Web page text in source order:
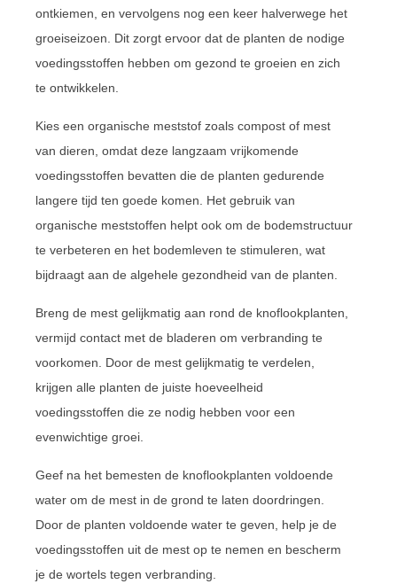
ontkiemen, en vervolgens nog een keer halverwege het
groeiseizoen. Dit zorgt ervoor dat de planten de nodige
voedingsstoffen hebben om gezond te groeien en zich
te ontwikkelen.
Kies een organische meststof zoals compost of mest
van dieren, omdat deze langzaam vrijkomende
voedingsstoffen bevatten die de planten gedurende
langere tijd ten goede komen. Het gebruik van
organische meststoffen helpt ook om de bodemstructuur
te verbeteren en het bodemleven te stimuleren, wat
bijdraagt aan de algehele gezondheid van de planten.
Breng de mest gelijkmatig aan rond de knoflookplanten,
vermijd contact met de bladeren om verbranding te
voorkomen. Door de mest gelijkmatig te verdelen,
krijgen alle planten de juiste hoeveelheid
voedingsstoffen die ze nodig hebben voor een
evenwichtige groei.
Geef na het bemesten de knoflookplanten voldoende
water om de mest in de grond te laten doordringen.
Door de planten voldoende water te geven, help je de
voedingsstoffen uit de mest op te nemen en bescherm
je de wortels tegen verbranding.